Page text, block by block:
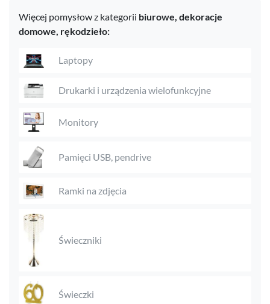
Więcej pomysłow z kategorii biurowe, dekoracje
domowe, rękodzieło:
Laptopy
Drukarki i urządzenia wielofunkcyjne
Monitory
Pamięci USB, pendrive
Ramki na zdjęcia
Świeczniki
Świeczki